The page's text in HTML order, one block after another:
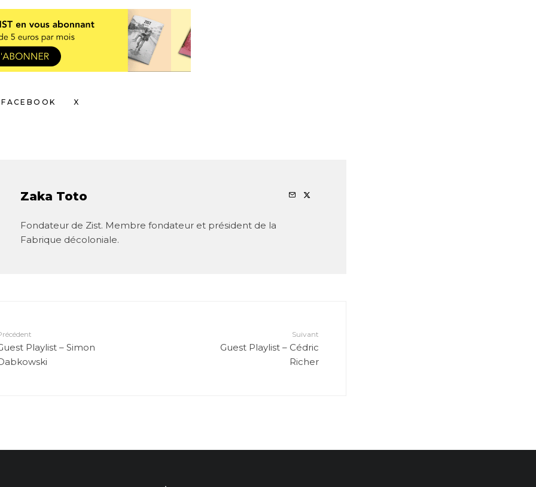
FACEBOOK X
Zaka Toto
Fondateur de Zist. Membre fondateur et président de la
Fabrique décoloniale.
Playlist – Simon
Suivant
Guest Playlist – Cédric
Richer